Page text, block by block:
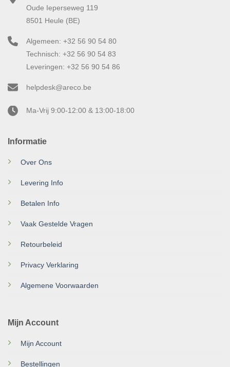
Informatie
Over Ons
Levering Info
Betalen Info
Vaak Gestelde Vragen
Retourbeleid
Privacy Verklaring
Algemene Voorwaarden
Mijn Account
Mijn Account
Bestellingen
Oude Ieperseweg 119
8501 Heule (BE)
Algemeen: +32 56 90 54 80
Technisch: +32 56 90 54 83
Leveringen: +32 56 90 54 86
helpdesk@areco.be
Ma-Vrij 9:00-12:00 & 13:00-18:00